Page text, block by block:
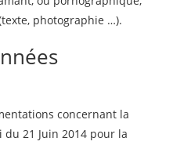
photographie …).
concernant la
21 Juin 2014 pour la